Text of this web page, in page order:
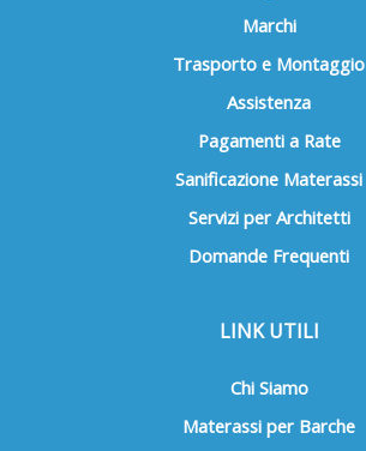
Marchi
Trasporto e Montaggio
Assistenza
Pagamenti a Rate
Sanificazione Materassi
Servizi per Architetti
Domande Frequenti
LINK UTILI
Chi Siamo
Materassi per Barche